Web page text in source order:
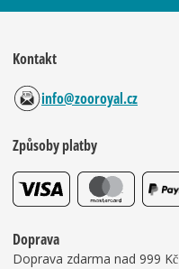
Kontakt
info@zooroyal.cz
Způsoby platby
Doprava
Doprava zdarma nad 999 Kč